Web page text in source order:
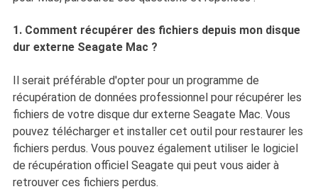
1. Comment récupérer des fichiers depuis mon disque
dur externe Seagate Mac ?
Il serait préférable d'opter pour un programme de
récupération de données professionnel pour récupérer les
fichiers de votre disque dur externe Seagate Mac. Vous
pouvez télécharger et installer cet outil pour restaurer les
fichiers perdus. Vous pouvez également utiliser le logiciel
de récupération officiel Seagate qui peut vous aider à
retrouver ces fichiers perdus.